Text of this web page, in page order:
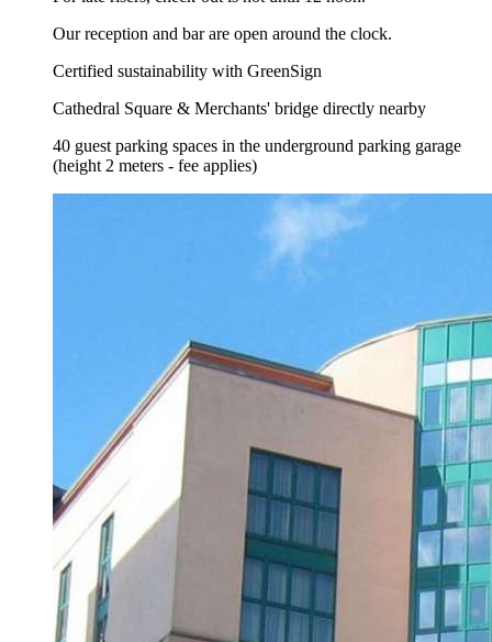
Our reception and bar are open around the clock.
Certified sustainability with GreenSign
Cathedral Square & Merchants' bridge directly nearby
40 guest parking spaces in the underground parking garage
(height 2 meters - fee applies)